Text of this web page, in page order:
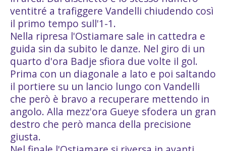
ventitré a trafiggere Vandelli chiudendo così
il primo tempo sull'1-1.
Nella ripresa l'Ostiamare sale in cattedra e
guida sin da subito le danze. Nel giro di un
quarto d'ora Badje sfiora due volte il gol.
Prima con un diagonale a lato e poi saltando
il portiere su un lancio lungo con Vandelli
che però è bravo a recuperare mettendo in
angolo. Alla mezz'ora Gueye sfodera un gran
destro che però manca della precisione
giusta.